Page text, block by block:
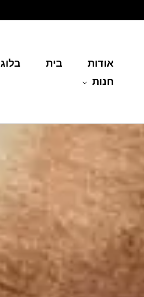
לתוכן
אודות בית בלוג
חנות